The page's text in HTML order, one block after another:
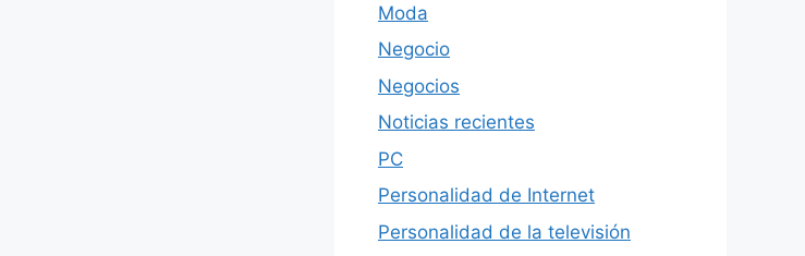
Moda
Negocio
Negocios
Noticias recientes
PC
Personalidad de Internet
Personalidad de la televisión